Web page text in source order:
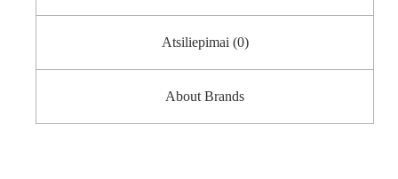
Atsiliepimai (0)
About Brands